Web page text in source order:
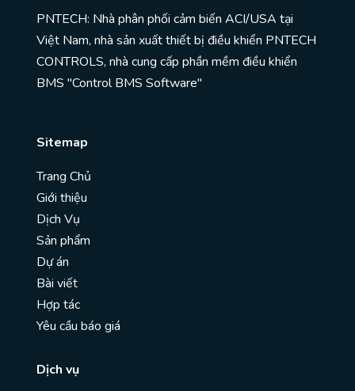
PNTECH: Nhà phân phối cảm biến ACI/USA tại
Việt Nam, nhà sản xuất thiết bị điều khiển PNTECH
CONTROLS, nhà cung cấp phần mềm điều khiển
BMS "Control BMS Software"
Sitemap
Trang Chủ
Giới thiệu
Dịch Vụ
Sản phẩm
Dự án
Bài viết
Hợp tác
Yêu cầu báo giá
Dịch vụ